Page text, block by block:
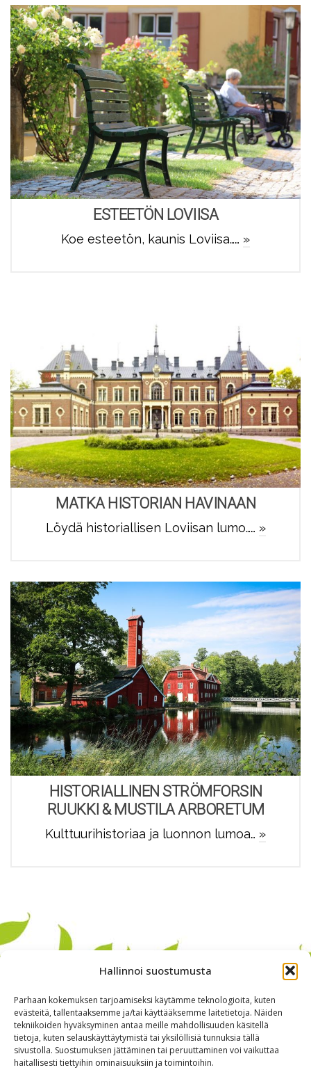
Hallinnoi suostumusta
Parhaan kokemuksen tarjoamiseksi käytämme teknologioita, kuten
evästeitä, tallentaaksemme ja/tai käyttääksemme laitetietoja. Näiden
tekniikoiden hyväksyminen antaa meille mahdollisuuden käsitellä
tietoja, kuten selauskäyttäytymistä tai yksilöllisiä tunnuksia tällä
sivustolla. Suostumuksen jättäminen tai peruuttaminen voi vaikuttaa
haitallisesti tiettyihin ominaisuuksiin ja toimintoihin.
ESTEETÖN LOVIISA
Koe esteetön, kaunis Loviisa…… »
MATKA HISTORIAN HAVINAAN
Löydä historiallisen Loviisan lumo…… »
HISTORIALLINEN STRÖMFORSIN
RUUKKI & MUSTILA ARBORETUM
Kulttuurihistoriaa ja luonnon lumoa… »